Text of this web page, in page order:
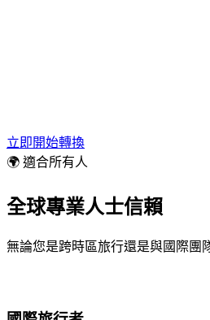
立即開始轉換
🌍 適合所有人
全球專業人士信賴
無論您是跨時區旅行還是與國際團